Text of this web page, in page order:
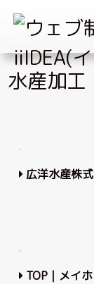
Skip
to
content
水産加工
広洋水産株
TOP｜メイ